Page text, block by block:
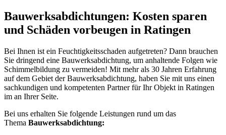
Bauwerksabdichtungen: Kosten sparen
und Schäden vorbeugen in Ratingen
Bei Ihnen ist ein Feuchtigkeitsschaden aufgetreten? Dann brauchen
Sie dringend eine Bauwerksabdichtung, um anhaltende Folgen wie
Schimmelbildung zu vermeiden! Mit mehr als 30 Jahren Erfahrung
auf dem Gebiet der Bauwerksabdichtung, haben Sie mit uns einen
sachkundigen und kompetenten Partner für Ihr Objekt in Ratingen
im an Ihrer Seite.
Bei uns erhalten Sie folgende Leistungen rund um das
Thema Bauwerksabdichtung: